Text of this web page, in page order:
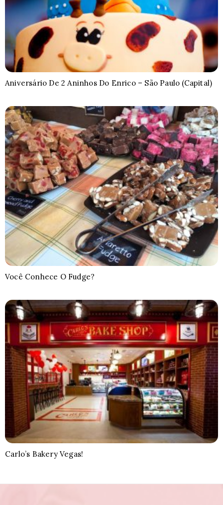
Aniversário De 2 Aninhos Do Enrico – São Paulo (Capital)
Você Conhece O Fudge?
Carlo’s Bakery Vegas!